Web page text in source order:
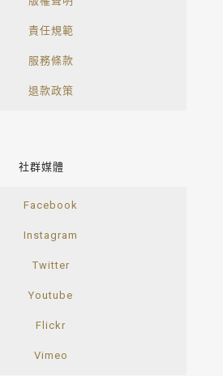
責任規範
服務條款
退款政策
社群媒體
Facebook
Instagram
Twitter
Youtube
Flickr
Vimeo